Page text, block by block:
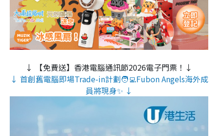
↓ 【免費送】香港電腦通訊節2026電子門票！↓
↓ 首創舊電腦即場Trade-in計劃🧑‍💻Fubon Angels海外成
員將現身✨ ↓